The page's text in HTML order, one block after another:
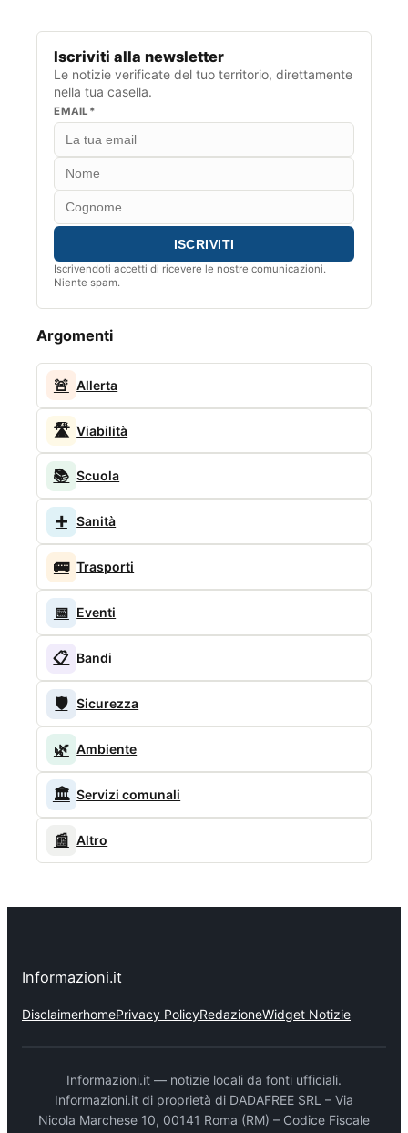
Iscriviti alla newsletter
Le notizie verificate del tuo territorio, direttamente
nella tua casella.
EMAIL*
Iscrivendoti accetti di ricevere le nostre comunicazioni.
Niente spam.
Argomenti
🚨 Allerta
🛣️ Viabilità
📚 Scuola
➕ Sanità
🚌 Trasporti
📅 Eventi
📋 Bandi
🛡️ Sicurezza
🌿 Ambiente
🏛️ Servizi comunali
📰 Altro
Informazioni.it
DisclaimerhomePrivacy PolicyRedazioneWidget Notizie
Informazioni.it — notizie locali da fonti ufficiali.
Informazioni.it di proprietà di DADAFREE SRL – Via
Nicola Marchese 10, 00141 Roma (RM) – Codice Fiscale